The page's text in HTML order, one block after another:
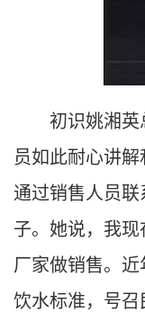
初识姚湘英总
员如此耐心讲
通过销售人员
子。她说，我
厂家做销售。
饮水标准，号